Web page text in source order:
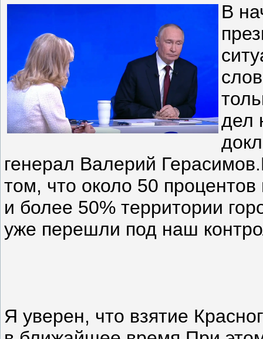
В
дел
генерал Валерий
том, что около 50
и более 50% территории
уже перешли под наш
Я уверен, что взятие